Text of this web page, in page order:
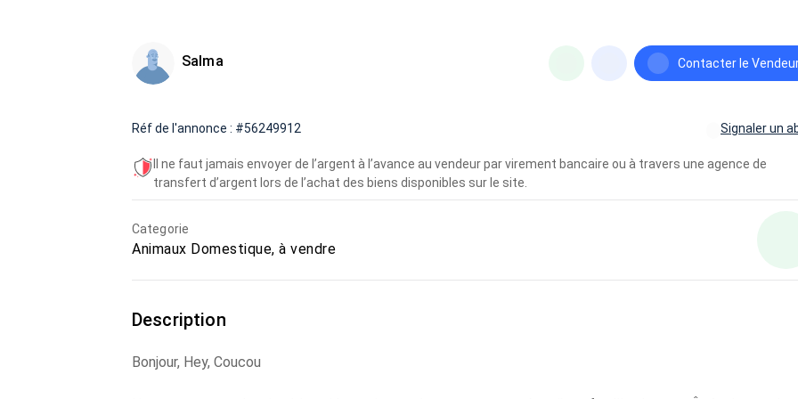
Salma Contacter le
Réf de l'annonce : #56249912 Signaler un
Il ne faut jamais envoyer de l’argent à l’avance au vendeur par virement bancaire ou à travers une agence de
transfert d’argent lors de l’achat des biens disponibles sur le site.
Categorie
Animaux Domestique, à vendre
Description
Bonjour, Hey, Coucou